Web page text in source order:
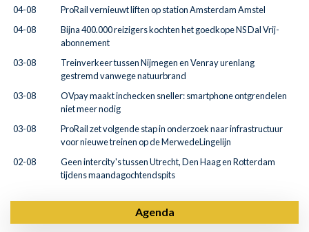
04-08
ProRail vernieuwt liften op station Amsterdam Amstel
04-08
Bijna 400.000 reizigers kochten het goedkope NS Dal Vrij-
abonnement
03-08
Treinverkeer tussen Nijmegen en Venray urenlang
gestremd vanwege natuurbrand
03-08
OVpay maakt inchecken sneller: smartphone ontgrendelen
niet meer nodig
03-08
ProRail zet volgende stap in onderzoek naar infrastructuur
voor nieuwe treinen op de MerwedeLingelijn
02-08
Geen intercity's tussen Utrecht, Den Haag en Rotterdam
tijdens maandagochtendspits
Agenda